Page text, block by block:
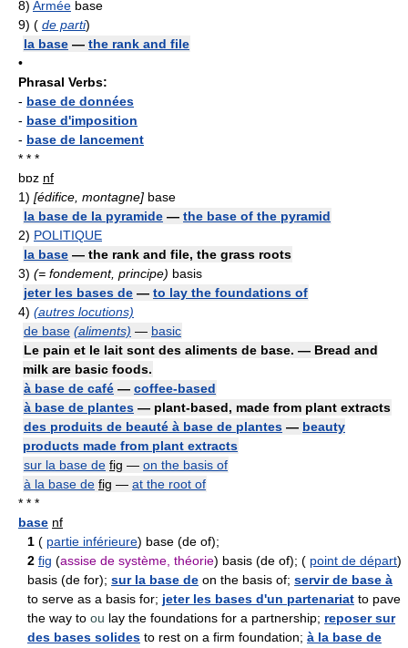
8) Armée base
9) ( de parti)
la base — the rank and file
•
Phrasal Verbs:
- base de données
- base d'imposition
- base de lancement
* * *
bɒz nf
1) [édifice, montagne] base
la base de la pyramide — the base of the pyramid
2) POLITIQUE
la base — the rank and file, the grass roots
3) (= fondement, principe) basis
jeter les bases de — to lay the foundations of
4) (autres locutions)
de base (aliments) — basic
Le pain et le lait sont des aliments de base. — Bread and
milk are basic foods.
à base de café — coffee-based
à base de plantes — plant-based, made from plant extracts
des produits de beauté à base de plantes — beauty
products made from plant extracts
sur la base de fig — on the basis of
à la base de fig — at the root of
* * *
base nf
1 ( partie inférieure) base (de of);
2 fig (assise de système, théorie) basis (de of); ( point de départ)
basis (de for); sur la base de on the basis of; servir de base à
to serve as a basis for; jeter les bases d'un partenariat to pave
the way to ou lay the foundations for a partnership; reposer sur
des bases solides to rest on a firm foundation; à la base de